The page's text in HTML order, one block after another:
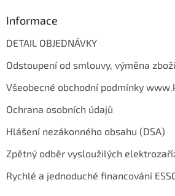
Informace
DETAIL OBJEDNÁVKY
Odstoupení od smlouvy, výměna
Všeobecné obchodní podmínky
Ochrana osobních údajů
Hlášení nezákonného obsahu (DSA)
Zpětný odběr vysloužilých
Rychlé a jednoduché financování